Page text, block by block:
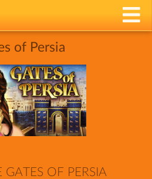
of Persia
GATES OF PERSIA